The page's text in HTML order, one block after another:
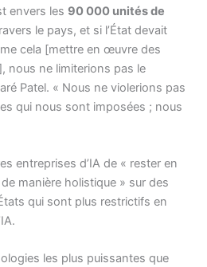
envers les 90 000 unités de
le pays, et si l’État devait
cela [mettre en œuvre des
nous ne limiterions pas le
Patel. « Nous ne violerions pas
qui nous sont imposées ; nous
entreprises d’IA de « rester en
manière holistique » sur des
qui sont plus restrictifs en
les plus puissantes que